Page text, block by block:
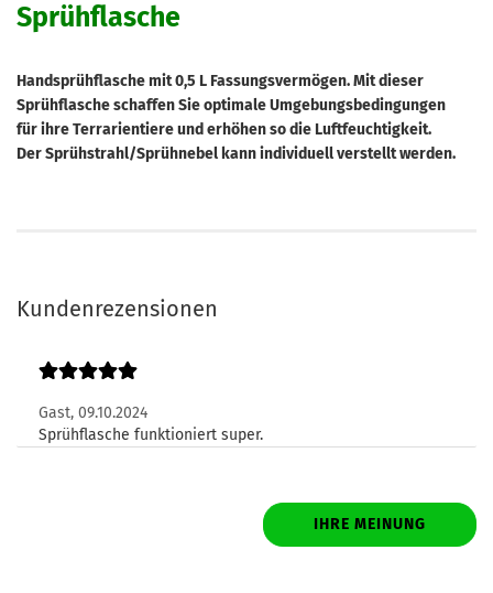
Sprühflasche
Handsprühflasche mit 0,5 L Fassungsvermögen. Mit dieser
Sprühflasche schaffen Sie optimale Umgebungsbedingungen
für ihre Terrarientiere und erhöhen so die Luftfeuchtigkeit.
Der Sprühstrahl/Sprühnebel kann individuell verstellt werden.
Kundenrezensionen
Gast, 09.10.2024
Sprühflasche funktioniert super.
IHRE MEINUNG